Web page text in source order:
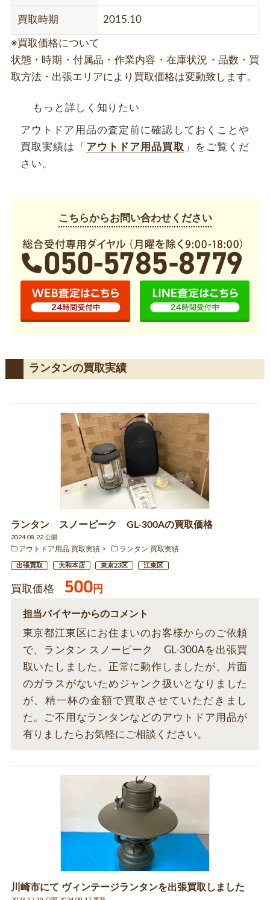
買取時期 2015.10
※買取価格について
状態・時期・付属品・作業内容・在庫状況・品数・買
取方法・出張エリアにより買取価格は変動致します。
もっと詳しく知りたい
アウトドア用品の査定前に確認しておくことや
買取実績は「 アウトドア用品買取 」をご覧くだ
さい。
こちらからお問い合わせください
ランタンの買取実績
ランタン スノーピーク GL-300Aの買取価格
2024.08.22 公開
アウトドア用品 買取実績
ランタン 買取実績
出張買取 大和本店 東京23区 江東区
買取価格 500円
担当バイヤーからのコメント
東京都江東区にお住まいのお客様からのご依頼
で、ランタン スノーピーク GL-300Aを出張買
取いたしました。正常に動作しましたが、片面
のガラスがないためジャンク扱いとなりました
が、精一杯の金額で買取させていただきまし
た。ご不用なランタンなどのアウトドア用品が
有りましたらお気軽にご相談ください。
川崎市にて ヴィンテージランタンを出張買取しました